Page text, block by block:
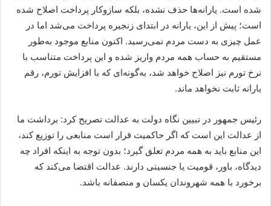
شده است. یارانه‌ها حذف نشده، بلکه سازوکار پرداخت اصلاح شده
است؛ پیش از این، یارانه در ابتدای زنجیره پرداخت می‌شد اما در
عمل چیزی به دست مردم نمی‌رسید. اکنون منابع موجود به‌طور
مستقیم به حساب همه مردم واریز شده و این پرداخت متناسب با
نرخ تورم نیز اصلاح خواهد شد، به‌گونه‌ای که با افزایش تورم، رقم
یارانه ثابت نخواهد ماند.
رئیس جمهور در تبیین نگاه دولت به عدالت تصریح کرد: برداشت ما
از عدالت این است که اگر حاکمیت قرار است منابعی را توزیع کند،
این منابع باید به همه مردم تعلق گیرد؛ بدون توجه به اینکه افراد چه
دیدگاه، باور، قومیت یا جنسیتی دارند. عدالت اقتضا می‌کند که
برخورد با همه شهروندان یکسان و منصفانه باشد.